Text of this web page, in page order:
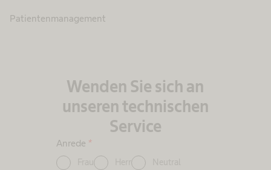
Patientenmanagement
Wenden Sie sich an
unseren technischen
Service​
Anrede *